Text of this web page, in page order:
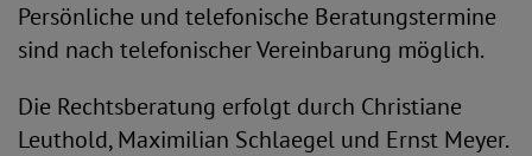
Persönliche und telefonische Beratungstermine
sind nach telefonischer Vereinbarung möglich.
Die Rechtsberatung erfolgt durch Christiane
Leuthold, Maximilian Schlaegel und Ernst Meyer.